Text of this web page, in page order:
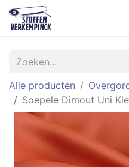
Alle producten
Soepele Dimout Uni